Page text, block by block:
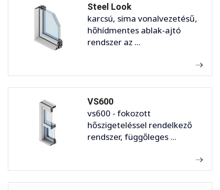
Steel Look
karcsú, sima vonalvezetésű,
hőhídmentes ablak-ajtó
rendszer az ...
VS600
vs600 - fokozott
hőszigeteléssel rendelkező
rendszer, függőleges ...